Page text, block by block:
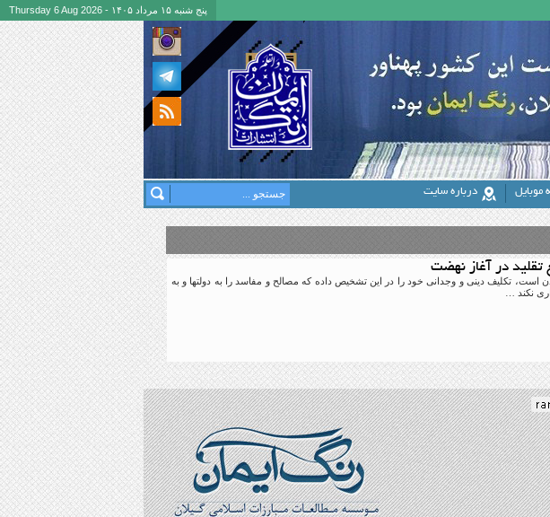
پنج شنبه ۱۵ مرداد ۱۴۰۵ - Thursday 6 Aug 2026
موبایل درباره سایت
تقلید در آغاز نهضت
است، تکلیف دینى و وجدانى خود را در این تشخیص داده که مصالح و مفاسد را به دولتها و به
نکند …